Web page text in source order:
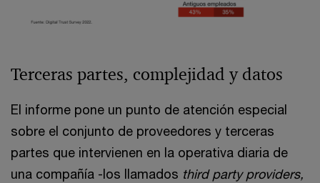
Terceras partes, complejidad y datos
El informe pone un punto de atención especial
sobre el conjunto de proveedores y terceras
partes que intervienen en la operativa diaria de
una compañía -los llamados third party providers,